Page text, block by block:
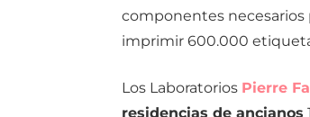
componentes necesarios
imprimir 600.000
Los Laboratorios Pierre
residencias de ancianos